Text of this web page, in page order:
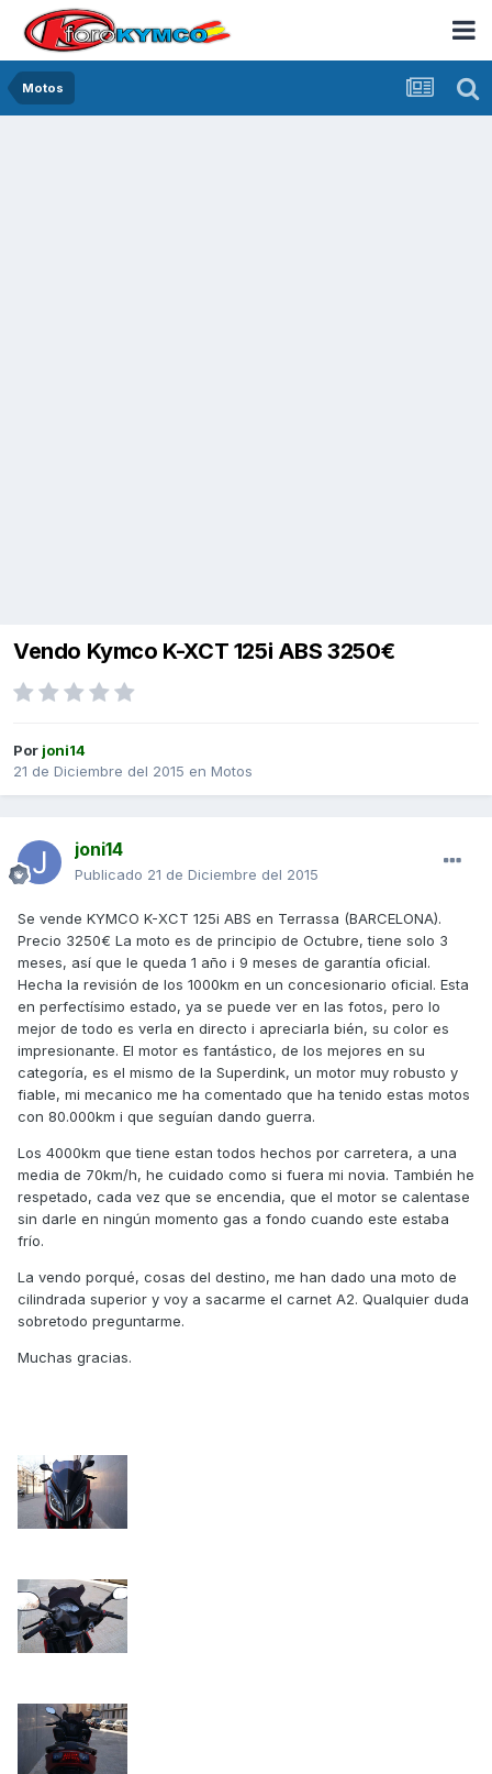
Motos
Vendo Kymco K-XCT 125i ABS 3250€
Por joni14
21 de Diciembre del 2015 en Motos
joni14
Publicado 21 de Diciembre del 2015
Se vende KYMCO K-XCT 125i ABS en Terrassa (BARCELONA).
Precio 3250€ La moto es de principio de Octubre, tiene solo 3
meses, así que le queda 1 año i 9 meses de garantía oficial.
Hecha la revisión de los 1000km en un concesionario oficial. Esta
en perfectísimo estado, ya se puede ver en las fotos, pero lo
mejor de todo es verla en directo i apreciarla bién, su color es
impresionante. El motor es fantástico, de los mejores en su
categoría, es el mismo de la Superdink, un motor muy robusto y
fiable, mi mecanico me ha comentado que ha tenido estas motos
con 80.000km i que seguían dando guerra.
Los 4000km que tiene estan todos hechos por carretera, a una
media de 70km/h, he cuidado como si fuera mi novia. También he
respetado, cada vez que se encendia, que el motor se calentase
sin darle en ningún momento gas a fondo cuando este estaba
frío.
La vendo porqué, cosas del destino, me han dado una moto de
cilindrada superior y voy a sacarme el carnet A2. Qualquier duda
sobretodo preguntarme.
Muchas gracias.